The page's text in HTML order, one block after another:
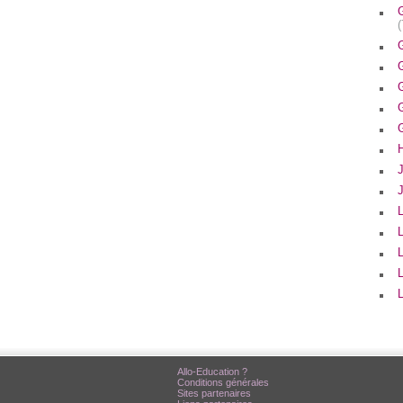
Allo-Education ?
Conditions générales
Sites partenaires